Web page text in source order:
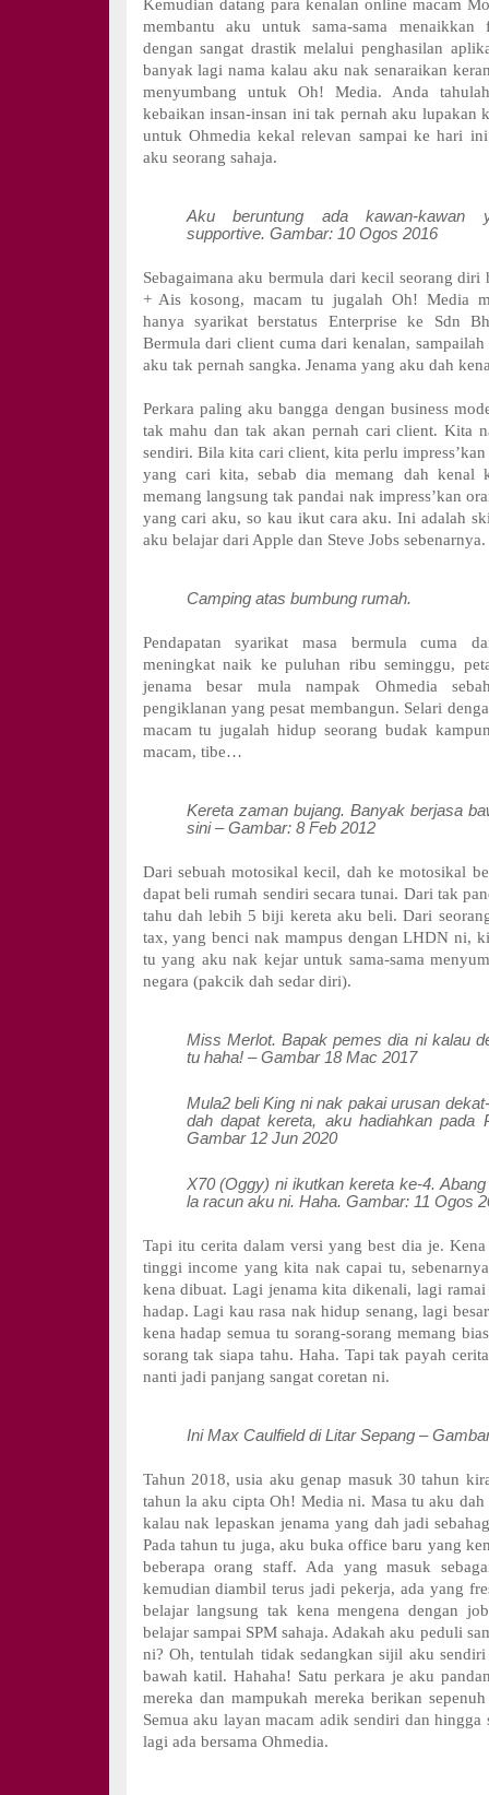
Kemudian datang para kenalan online macam
membantu aku untuk sama-sama
dengan sangat drastik melalui penghasilan
banyak lagi nama kalau aku nak senaraikan
menyumbang untuk Oh! Media. Anda
kebaikan insan-insan ini tak pernah aku lupakan
untuk Ohmedia kekal relevan sampai ke hari
aku seorang sahaja.
Aku beruntung ada kawan-kawan
supportive. Gambar: 10 Ogos 2016
Sebagaimana aku bermula dari kecil seorang
+ Ais kosong, macam tu jugalah Oh! Media
hanya syarikat berstatus Enterprise ke Sdn
Bermula dari client cuma dari kenalan,
aku tak pernah sangka. Jenama yang aku dah
Perkara paling aku bangga dengan business
tak mahu dan tak akan pernah cari client. Kita
sendiri. Bila kita cari client, kita perlu
yang cari kita, sebab dia memang dah kenal
memang langsung tak pandai nak impress’kan
yang cari aku, so kau ikut cara aku. Ini adalah
aku belajar dari Apple dan Steve Jobs
Camping atas bumbung rumah.
Pendapatan syarikat masa bermula cuma
meningkat naik ke puluhan ribu seminggu,
jenama besar mula nampak Ohmedia
pengiklanan yang pesat membangun. Selari
macam tu jugalah hidup seorang budak
macam, tibe…
Kereta zaman bujang. Banyak berjasa
sini – Gambar: 8 Feb 2012
Dari sebuah motosikal kecil, dah ke motosikal
dapat beli rumah sendiri secara tunai. Dari tak
tahu dah lebih 5 biji kereta aku beli. Dari
tax, yang benci nak mampus dengan LHDN ni,
tu yang aku nak kejar untuk sama-sama
negara (pakcik dah sedar diri).
Miss Merlot. Bapak pemes dia ni kalau
tu haha! – Gambar 18 Mac 2017
Mula2 beli King ni nak pakai urusan
dah dapat kereta, aku hadiahkan pada
Gambar 12 Jun 2020
X70 (Oggy) ni ikutkan kereta ke-4.
la racun aku ni. Haha. Gambar: 11 Ogos
Tapi itu cerita dalam versi yang best dia je.
tinggi income yang kita nak capai tu,
kena dibuat. Lagi jenama kita dikenali, lagi
hadap. Lagi kau rasa nak hidup senang, lagi
kena hadap semua tu sorang-sorang memang
sorang tak siapa tahu. Haha. Tapi tak payah
nanti jadi panjang sangat coretan ni.
Ini Max Caulfield di Litar Sepang –
Tahun 2018, usia aku genap masuk 30 tahun
tahun la aku cipta Oh! Media ni. Masa tu aku
kalau nak lepaskan jenama yang dah jadi
Pada tahun tu juga, aku buka office baru yang
beberapa orang staff. Ada yang masuk
kemudian diambil terus jadi pekerja, ada yang
belajar langsung tak kena mengena dengan
belajar sampai SPM sahaja. Adakah aku peduli
ni? Oh, tentulah tidak sedangkan sijil aku
bawah katil. Hahaha! Satu perkara je aku
mereka dan mampukah mereka berikan
Semua aku layan macam adik sendiri dan hingga
lagi ada bersama Ohmedia.